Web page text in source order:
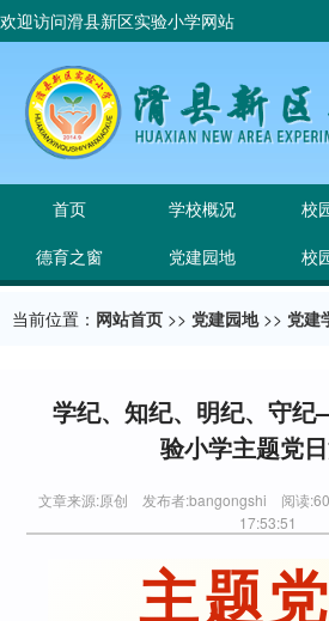
欢迎访问滑县新区实验小学网站
首页 学校概况 校
德育之窗
党建园地 校
当前位置： 网站首页 >> 党建园地>> 党建
学纪、知纪、明纪、守
验小学主题党
文章来源:原创 发布者:bangongshi 阅读
17:53:51
主题